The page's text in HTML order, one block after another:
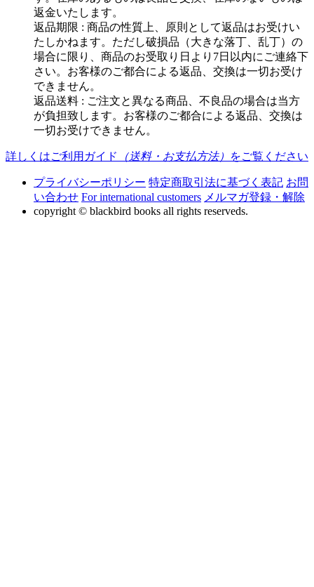
返金いたします。
返品期限 : 商品の性質上、原則として返品はお受けい
たしかねます。ただし破損品（大きな落丁、乱丁）の
場合に限り、商品のお受取り日より7日以内にご連絡下
さい。お客様のご都合による返品、交換は一切お受け
できません。
返品送料 : ご注文と異なる商品、不良品の場合は当方
が負担致します。お客様のご都合による返品、交換は
一切お受けできません。
詳しくはご利用ガイド （送料・お支払方法） をご覧ください
プライバシーポリシー 特定商取引法に基づく表記 お問
い合わせ For international customers メルマガ登録・解除
copyright © blackbird books all rights reserveds.